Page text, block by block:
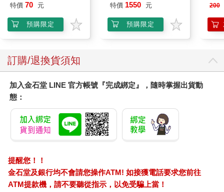
特價 70 元
預購限定
特價 1550 元
預購限定
200
訂購/退換貨須知
加入金石堂 LINE 官方帳號『完成綁定』，隨時掌握出貨動
態：
提醒您！！
金石堂及銀行均不會請您操作ATM! 如接獲電話要求您前往
ATM提款機，請不要聽從指示，以免受騙上當！